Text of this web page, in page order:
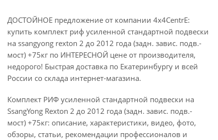
ДОСТОЙНОЕ предложение от компании 4x4CentrE:
купить комплект риф усиленной стандартной подвески
на ssangyong rexton 2 до 2012 года (задн. завис. подв.-
мост) +75кг по ИНТЕРЕСНОЙ цене от производителя,
недорого! Быстрая доставка по Екатеринбургу и всей
России со склада интернет-магазина.
Комплект РИФ усиленной стандартной подвески на
SsangYong Rexton 2 до 2012 года (задн. завис. подв.-
мост) +75кг: описание, характеристики, видео, фото,
обзоры, статьи, рекомендации профессионалов и